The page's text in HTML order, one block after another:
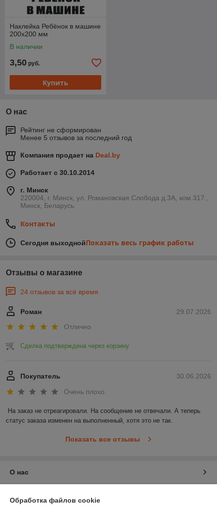
Наклейка Ребёнок в машине
200х200 мм
В наличии
3,50 руб.
Купить
О нас
Рейтинг не сформирован
Менее 5 отзывов за последний год
Компания продает на Deal.by
Работает с 30.10.2014
г. Минск
220004, г. Минск, ул. Романовская Слобода д.3А, ком.317.,
Минск, Беларусь
Контакты
Сегодня выходнойПоказать весь график работы
Отзывы о магазине
24 отзывов за всё время
29.07.2026
Роман
Отлично
Сделка подтверждена через корзину
30.06.2026
Покупатель
Очень плохо
На заказ не отреагировали. На сообщение не отвечали. А теперь
статус заказа изменен на выполненный, хотя это не так.
Показать все отзывы
О нас
Обработка файлов cookie